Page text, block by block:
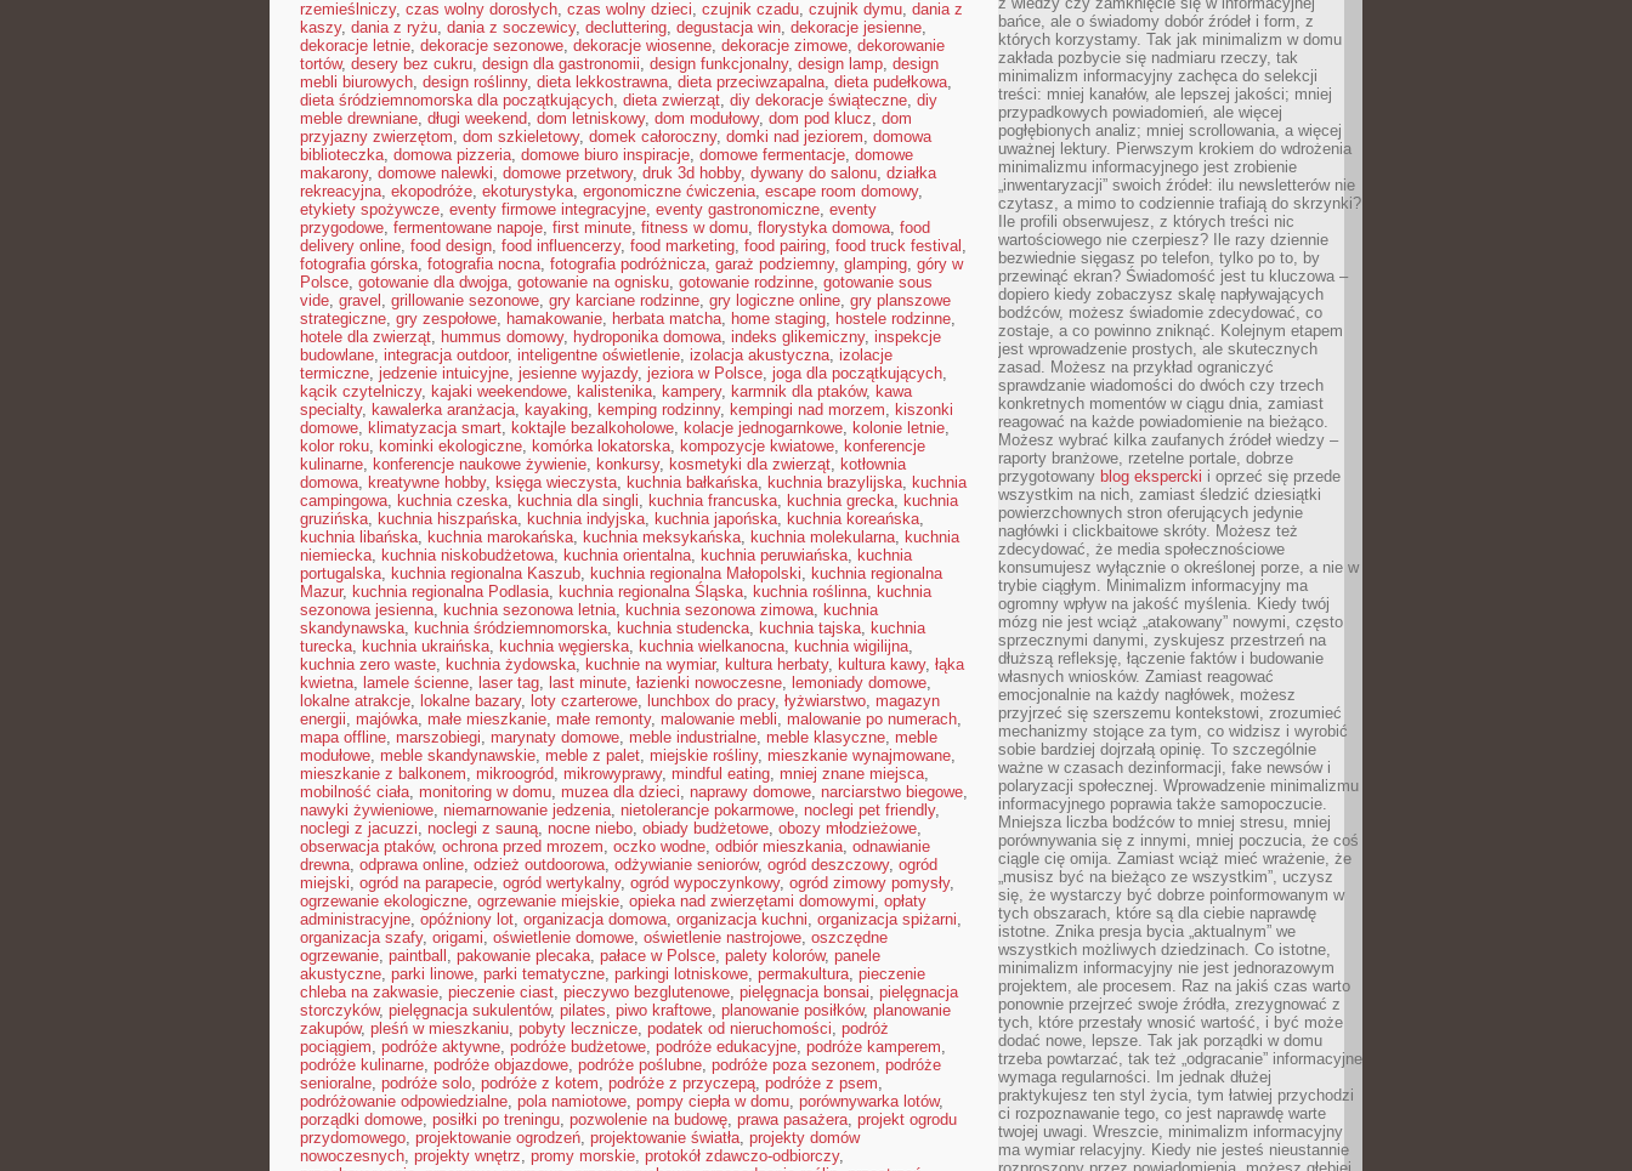
rzemieślniczy, czas wolny dorosłych, czas wolny dzieci, czujnik czadu, czujnik dymu, dania z
kaszy, dania z ryżu, dania z soczewicy, decluttering, degustacja win, dekoracje jesienne,
dekoracje letnie, dekoracje sezonowe, dekoracje wiosenne, dekoracje zimowe, dekorowanie
tortów, desery bez cukru, design dla gastronomii, design funkcjonalny, design lamp, design
mebli biurowych, design roślinny, dieta lekkostrawna, dieta przeciwzapalna, dieta pudełkowa,
dieta śródziemnomorska dla początkujących, dieta zwierząt, diy dekoracje świąteczne, diy
meble drewniane, długi weekend, dom letniskowy, dom modułowy, dom pod klucz, dom
przyjazny zwierzętom, dom szkieletowy, domek całoroczny, domki nad jeziorem, domowa
biblioteczka, domowa pizzeria, domowe biuro inspiracje, domowe fermentacje, domowe
makarony, domowe nalewki, domowe przetwory, druk 3d hobby, dywany do salonu, działka
rekreacyjna, ekopodróże, ekoturystyka, ergonomiczne ćwiczenia, escape room domowy,
etykiety spożywcze, eventy firmowe integracyjne, eventy gastronomiczne, eventy
przygodowe, fermentowane napoje, first minute, fitness w domu, florystyka domowa, food
delivery online, food design, food influencerzy, food marketing, food pairing, food truck festival ,
fotografia górska, fotografia nocna, fotografia podróżnicza, garaż podziemny, glamping, góry w
Polsce, gotowanie dla dwojga, gotowanie na ognisku, gotowanie rodzinne, gotowanie sous
vide, gravel , grillowanie sezonowe, gry karciane rodzinne, gry logiczne online, gry planszowe
strategiczne, gry zespołowe, hamakowanie, herbata matcha, home staging, hostele rodzinne,
hotele dla zwierząt, hummus domowy, hydroponika domowa, indeks glikemiczny, inspekcje
budowlane, integracja outdoor, inteligentne oświetlenie, izolacja akustyczna, izolacje
termiczne, jedzenie intuicyjne, jesienne wyjazdy, jeziora w Polsce, joga dla początkujących,
kącik czytelniczy, kajaki weekendowe, kalistenika, kampery, karmnik dla ptaków, kawa
specialty, kawalerka aranżacja, kayaking, kemping rodzinny, kempingi nad morzem, kiszonki
domowe, klimatyzacja smart, koktajle bezalkoholowe, kolacje jednogarnkowe, kolonie letnie,
kolor roku, kominki ekologiczne, komórka lokatorska, kompozycje kwiatowe, konferencje
kulinarne, konferencje naukowe żywienie, konkursy, kosmetyki dla zwierząt, kotłownia
domowa, kreatywne hobby, księga wieczysta, kuchnia bałkańska, kuchnia brazylijska, kuchnia
campingowa, kuchnia czeska, kuchnia dla singli, kuchnia francuska, kuchnia grecka, kuchnia
gruzińska, kuchnia hiszpańska, kuchnia indyjska, kuchnia japońska, kuchnia koreańska,
kuchnia libańska, kuchnia marokańska, kuchnia meksykańska, kuchnia molekularna, kuchnia
niemiecka, kuchnia niskobudżetowa, kuchnia orientalna, kuchnia peruwiańska, kuchnia
portugalska, kuchnia regionalna Kaszub, kuchnia regionalna Małopolski, kuchnia regionalna
Mazur, kuchnia regionalna Podlasia, kuchnia regionalna Śląska, kuchnia roślinna, kuchnia
sezonowa jesienna, kuchnia sezonowa letnia, kuchnia sezonowa zimowa, kuchnia
skandynawska, kuchnia śródziemnomorska, kuchnia studencka, kuchnia tajska, kuchnia
turecka, kuchnia ukraińska, kuchnia węgierska, kuchnia wielkanocna, kuchnia wigilijna,
kuchnia zero waste, kuchnia żydowska, kuchnie na wymiar, kultura herbaty, kultura kawy, łąka
kwietna, lamele ścienne, laser tag, last minute, łazienki nowoczesne, lemoniady domowe,
lokalne atrakcje, lokalne bazary, loty czarterowe, lunchbox do pracy, łyżwiarstwo, magazyn
energii, majówka, małe mieszkanie, małe remonty, malowanie mebli, malowanie po numerach,
mapa offline, marszobiegi, marynaty domowe, meble industrialne, meble klasyczne, meble
modułowe, meble skandynawskie, meble z palet, miejskie rośliny, mieszkanie wynajmowane,
mieszkanie z balkonem, mikroogród, mikrowyprawy, mindful eating, mniej znane miejsca,
mobilność ciała, monitoring w domu, muzea dla dzieci, naprawy domowe, narciarstwo biegowe,
nawyki żywieniowe, niemarnowanie jedzenia, nietolerancje pokarmowe, noclegi pet friendly,
noclegi z jacuzzi, noclegi z sauną, nocne niebo, obiady budżetowe, obozy młodzieżowe,
obserwacja ptaków, ochrona przed mrozem, oczko wodne, odbiór mieszkania, odnawianie
drewna, odprawa online, odzież outdoorowa, odżywianie seniorów, ogród deszczowy, ogród
miejski, ogród na parapecie, ogród wertykalny, ogród wypoczynkowy, ogród zimowy pomysły,
ogrzewanie ekologiczne, ogrzewanie miejskie, opieka nad zwierzętami domowymi, opłaty
administracyjne, opóźniony lot, organizacja domowa, organizacja kuchni, organizacja spiżarni,
organizacja szafy, origami, oświetlenie domowe, oświetlenie nastrojowe, oszczędne
ogrzewanie, paintball , pakowanie plecaka, pałace w Polsce, palety kolorów, panele
akustyczne, parki linowe, parki tematyczne, parkingi lotniskowe, permakultura, pieczenie
chleba na zakwasie, pieczenie ciast, pieczywo bezglutenowe, pielęgnacja bonsai, pielęgnacja
storczyków, pielęgnacja sukulentów, pilates, piwo kraftowe, planowanie posiłków, planowanie
zakupów, pleśń w mieszkaniu, pobyty lecznicze, podatek od nieruchomości, podróż
pociągiem, podróże aktywne, podróże budżetowe, podróże edukacyjne, podróże kamperem,
podróże kulinarne, podróże objazdowe, podróże poślubne, podróże poza sezonem, podróże
senioralne, podróże solo, podróże z kotem, podróże z przyczepą, podróże z psem,
podróżowanie odpowiedzialne, pola namiotowe, pompy ciepła w domu, porównywarka lotów,
porządki domowe, posiłki po treningu, pozwolenie na budowę, prawa pasażera, projekt ogrodu
przydomowego, projektowanie ogrodzeń, projektowanie światła, projekty domów
nowoczesnych, projekty wnętrz, promy morskie, protokół zdawczo-odbiorczy,
bańce, ale o świadomy dobór źródeł i form, z
których korzystamy. Tak jak minimalizm w domu
zakłada pozbycie się nadmiaru rzeczy, tak
minimalizm informacyjny zachęca do selekcji
treści: mniej kanałów, ale lepszej jakości; mniej
przypadkowych powiadomień, ale więcej
pogłębionych analiz; mniej scrollowania, a więcej
uważnej lektury. Pierwszym krokiem do wdrożenia
minimalizmu informacyjnego jest zrobienie
„inwentaryzacji” swoich źródeł: ilu newsletterów nie
czytasz, a mimo to codziennie trafiają do skrzynki?
Ile profili obserwujesz, z których treści nic
wartościowego nie czerpiesz? Ile razy dziennie
bezwiednie sięgasz po telefon, tylko po to, by
przewinąć ekran? Świadomość jest tu kluczowa –
dopiero kiedy zobaczysz skalę napływających
bodźców, możesz świadomie zdecydować, co
zostaje, a co powinno zniknąć. Kolejnym etapem
jest wprowadzenie prostych, ale skutecznych
zasad. Możesz na przykład ograniczyć
sprawdzanie wiadomości do dwóch czy trzech
konkretnych momentów w ciągu dnia, zamiast
reagować na każde powiadomienie na bieżąco.
Możesz wybrać kilka zaufanych źródeł wiedzy –
raporty branżowe, rzetelne portale, dobrze
przygotowany blog ekspercki i oprzeć się przede
wszystkim na nich, zamiast śledzić dziesiątki
powierzchownych stron oferujących jedynie
nagłówki i clickbaitowe skróty. Możesz też
zdecydować, że media społecznościowe
konsumujesz wyłącznie o określonej porze, a nie w
trybie ciągłym. Minimalizm informacyjny ma
ogromny wpływ na jakość myślenia. Kiedy twój
mózg nie jest wciąż „atakowany” nowymi, często
sprzecznymi danymi, zyskujesz przestrzeń na
dłuższą refleksję, łączenie faktów i budowanie
własnych wniosków. Zamiast reagować
emocjonalnie na każdy nagłówek, możesz
przyjrzeć się szerszemu kontekstowi, zrozumieć
mechanizmy stojące za tym, co widzisz i wyrobić
sobie bardziej dojrzałą opinię. To szczególnie
ważne w czasach dezinformacji, fake newsów i
polaryzacji społecznej. Wprowadzenie minimalizmu
informacyjnego poprawia także samopoczucie.
Mniejsza liczba bodźców to mniej stresu, mniej
porównywania się z innymi, mniej poczucia, że coś
ciągle cię omija. Zamiast wciąż mieć wrażenie, że
„musisz być na bieżąco ze wszystkim”, uczysz
się, że wystarczy być dobrze poinformowanym w
tych obszarach, które są dla ciebie naprawdę
istotne. Znika presja bycia „aktualnym” we
wszystkich możliwych dziedzinach. Co istotne,
minimalizm informacyjny nie jest jednorazowym
projektem, ale procesem. Raz na jakiś czas warto
ponownie przejrzeć swoje źródła, zrezygnować z
tych, które przestały wnosić wartość, i być może
dodać nowe, lepsze. Tak jak porządki w domu
trzeba powtarzać, tak też „odgracanie” informacyjne
wymaga regularności. Im jednak dłużej
praktykujesz ten styl życia, tym łatwiej przychodzi
ci rozpoznawanie tego, co jest naprawdę warte
twojej uwagi. Wreszcie, minimalizm informacyjny
ma wymiar relacyjny. Kiedy nie jesteś nieustannie